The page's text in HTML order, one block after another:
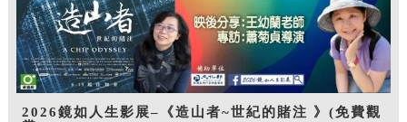
2026鏡如人生影展–《造山者~世紀的賭注 》(免費觀